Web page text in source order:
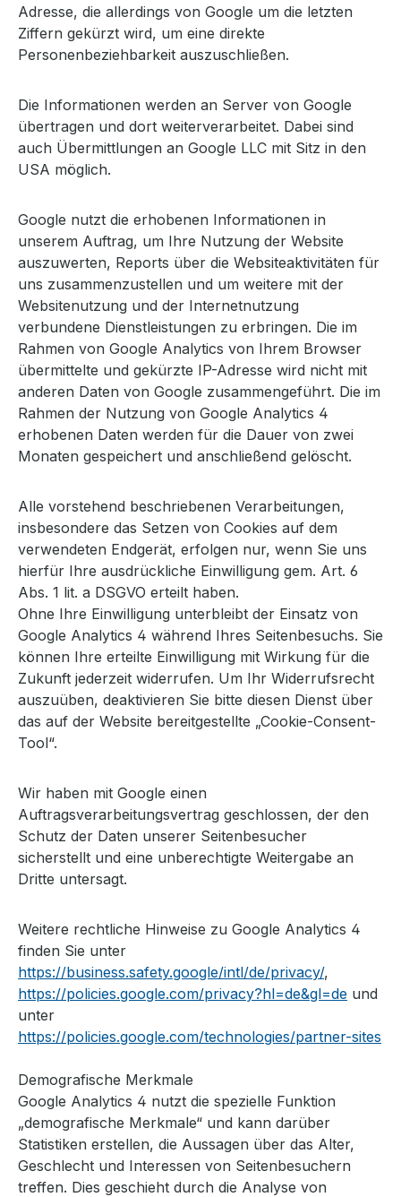
Adresse, die allerdings von Google um die letzten
Ziffern gekürzt wird, um eine direkte
Personenbeziehbarkeit auszuschließen.
Die Informationen werden an Server von Google
übertragen und dort weiterverarbeitet. Dabei sind
auch Übermittlungen an Google LLC mit Sitz in den
USA möglich.
Google nutzt die erhobenen Informationen in
unserem Auftrag, um Ihre Nutzung der Website
auszuwerten, Reports über die Websiteaktivitäten für
uns zusammenzustellen und um weitere mit der
Websitenutzung und der Internetnutzung
verbundene Dienstleistungen zu erbringen. Die im
Rahmen von Google Analytics von Ihrem Browser
übermittelte und gekürzte IP-Adresse wird nicht mit
anderen Daten von Google zusammengeführt. Die im
Rahmen der Nutzung von Google Analytics 4
erhobenen Daten werden für die Dauer von zwei
Monaten gespeichert und anschließend gelöscht.
Alle vorstehend beschriebenen Verarbeitungen,
insbesondere das Setzen von Cookies auf dem
verwendeten Endgerät, erfolgen nur, wenn Sie uns
hierfür Ihre ausdrückliche Einwilligung gem. Art. 6
Abs. 1 lit. a DSGVO erteilt haben.
Ohne Ihre Einwilligung unterbleibt der Einsatz von
Google Analytics 4 während Ihres Seitenbesuchs. Sie
können Ihre erteilte Einwilligung mit Wirkung für die
Zukunft jederzeit widerrufen. Um Ihr Widerrufsrecht
auszuüben, deaktivieren Sie bitte diesen Dienst über
das auf der Website bereitgestellte „Cookie-Consent-
Tool“.
Wir haben mit Google einen
Auftragsverarbeitungsvertrag geschlossen, der den
Schutz der Daten unserer Seitenbesucher
sicherstellt und eine unberechtigte Weitergabe an
Dritte untersagt.
Weitere rechtliche Hinweise zu Google Analytics 4
finden Sie unter
https://business.safety.google/intl/de/privacy/,
https://policies.google.com/privacy?hl=de&gl=de und
unter
https://policies.google.com/technologies/partner-sites
Demografische Merkmale
Google Analytics 4 nutzt die spezielle Funktion
„demografische Merkmale“ und kann darüber
Statistiken erstellen, die Aussagen über das Alter,
Geschlecht und Interessen von Seitenbesuchern
treffen. Dies geschieht durch die Analyse von